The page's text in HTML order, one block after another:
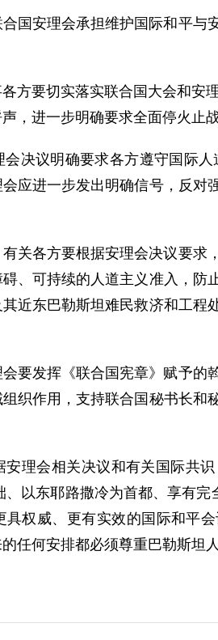
国安理会承担维护国际和平
方要切实落实联合国大会和安
，进一步明确要求全面停火止
决议明确要求各方遵守国际
应进一步发出明确信号，反
关各方要根据安理会决议要
、可持续的人道主义准入，
近东巴勒斯坦难民救济和工
要发挥《联合国宪章》赋予的
织作用，支持联合国秘书长
理会相关决议和有关国际共
以东耶路撒冷为首都、享有
权威、更有实效的国际和平
任何安排都必须尊重巴勒斯坦